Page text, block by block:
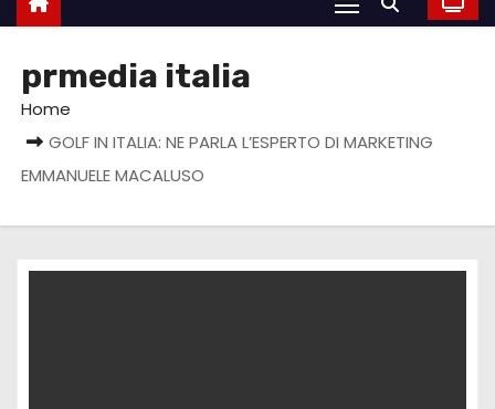
prmedia italia
Home
GOLF IN ITALIA: NE PARLA L’ESPERTO DI MARKETING
EMMANUELE MACALUSO